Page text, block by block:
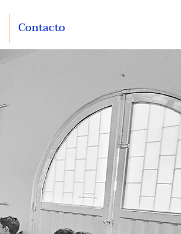
Contacto